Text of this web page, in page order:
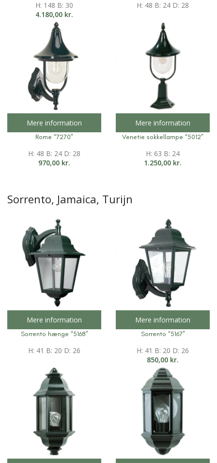
H: 148 B: 30
4.180,00 kr.
H: 48 B: 24 D: 28
Mere information
Rome “7270”
H: 48 B: 24 D: 28
970,00 kr.
Mere information
Venetie sokkellampe “5012”
H: 63 B: 24
1.250,00 kr.
Sorrento, Jamaica, Turijn
Mere information
Sorrento hænge “5168”
H: 41 B: 20 D: 26
Mere information
Sorrento “5167”
H: 41 B: 20 D: 26
850,00 kr.